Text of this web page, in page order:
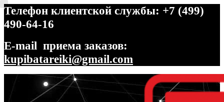
Телефон клиентской службы: +7 (499)
490-64-16
E-mail приема заказов:
kupibatareiki@gmail.com
Перейти
навигации
Перейти
содержимому